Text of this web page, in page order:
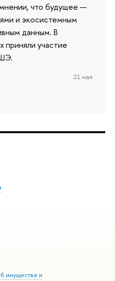
что будущее —
и экосистемным
данным. В
приняли участие
21 мая
имуществе и